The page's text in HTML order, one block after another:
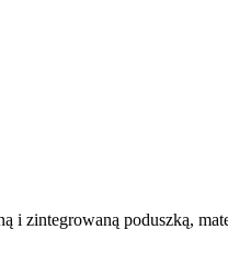
zintegrowaną poduszką,